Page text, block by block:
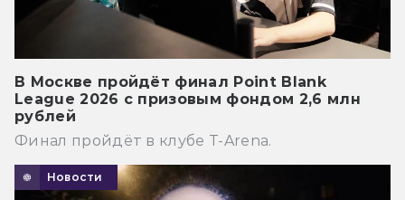
В Москве пройдёт финал Point Blank
League 2026 с призовым фондом 2,6 млн
рублей
Финал пройдёт в клубе T-Arena.
Новости